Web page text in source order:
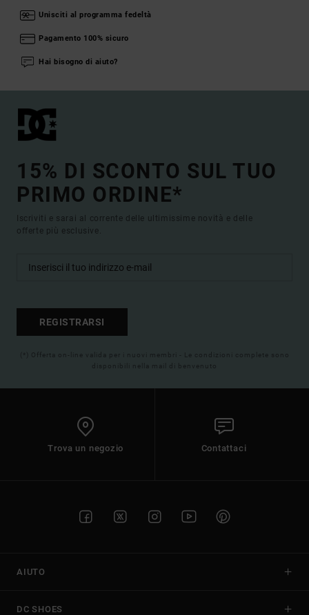
Unisciti al programma fedeltà
Pagamento 100% sicuro
Hai bisogno di aiuto?
15% DI SCONTO SUL TUO
PRIMO ORDINE*
Iscriviti e sarai al corrente delle ultimissime novità e delle
offerte più esclusive.
REGISTRARSI
(*) Offerta on-line valida per i nuovi membri - Le condizioni complete sono
disponibili nella mail di benvenuto
Trova un negozio Contattaci
AIUTO
DC SHOES